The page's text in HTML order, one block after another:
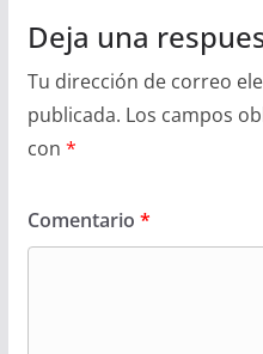
Deja una
Tu dirección de correo
publicada. Los campos
con *
Comentario *